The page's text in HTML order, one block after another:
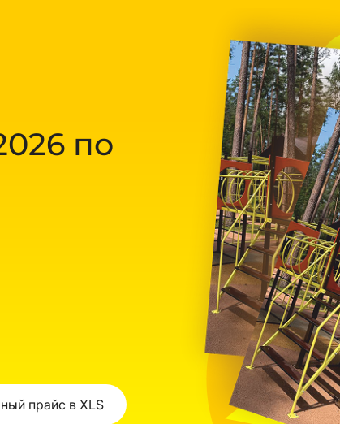
по
прайс в XLS